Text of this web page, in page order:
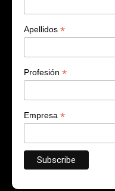
Apellidos *
Profesión *
Empresa *